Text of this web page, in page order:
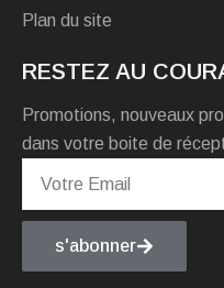
Plan du site
RESTEZ AU
Promotions, nouveaux
dans votre boite de
s'abonner